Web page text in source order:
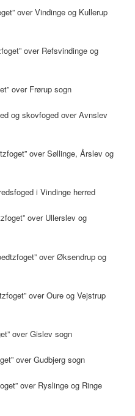
over Vindinge og Kullerup
over Refsvindinge og
over Frørup sogn
og skovfoged over Avnslev
over Søllinge, Årslev og
i Vindinge herred
over Ullerslev og
over Øksendrup og
over Oure og Vejstrup
over Gislev sogn
over Gudbjerg sogn
over Ryslinge og Ringe